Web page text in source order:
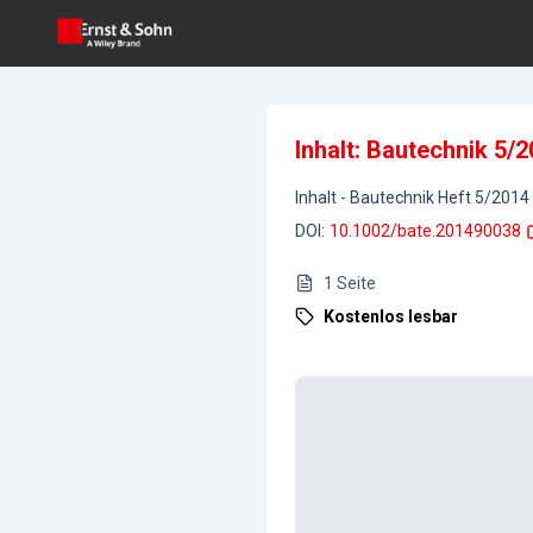
Inhalt: Bautechnik 5/
Inhalt - Bautechnik Heft 5/2014
DOI : 10.1002/bate.201490038
1 Seite
Kostenlos lesbar